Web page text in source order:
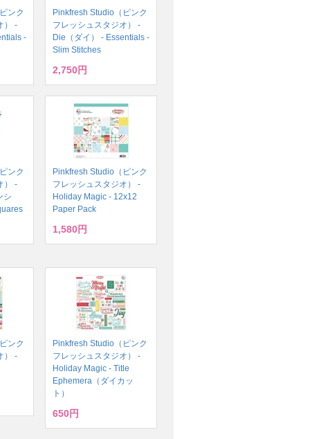
ンク
） -
-
Pinkfresh Studio（ピンク
フレッシュスタジオ） -
Die（ダイ） - Essentials -
Slim Stitches
2,750円
ンク
） -
シ
Pinkfresh Studio（ピンク
フレッシュスタジオ） -
Holiday Magic - 12x12
Paper Pack
1,580円
ンク
） -
Pinkfresh Studio（ピンク
フレッシュスタジオ） -
Holiday Magic - Title
Ephemera（ダイカッ
ト）
650円